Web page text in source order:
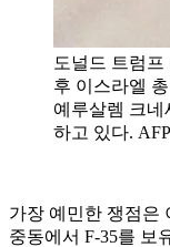
도널드 트럼
후 이스라엘
예루살렘 크
하고 있다.
가장 예민한 쟁점은
중동에서 F-35를 보